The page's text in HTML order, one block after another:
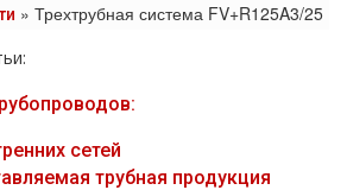
» Трехтрубная система FV+R125A3/25
сетей
тpубная продукция